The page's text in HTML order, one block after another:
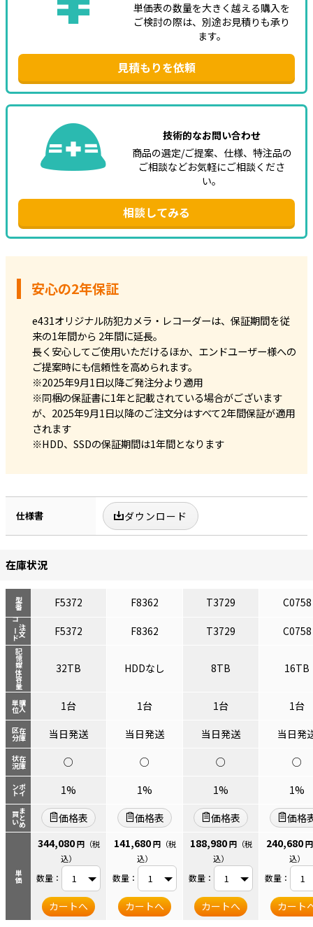
単価表の数量を大きく越える購入を
ご検討の際は、別途お見積りも承り
ます。
見積もりを依頼
技術的なお問い合わせ
商品の選定/ご提案、仕様、特注品の
ご相談などお気軽にご相談くださ
い。
相談してみる
安心の2年保証
e431オリジナル防犯カメラ・レコーダーは、保証期間を従
来の1年間から 2年間に延長。
長く安心してご使用いただけるほか、エンドユーザー様への
ご提案時にも信頼性を高められます。
※2025年9月1日以降ご発注分より適用
※同梱の保証書に1年と記載されている場合がございます
が、2025年9月1日以降のご注文分はすべて2年間保証が適用
されます
※HDD、SSDの保証期間は1年間となります
仕様書 ダウンロード
在庫状況
型番
注文
コード
記憶媒体容量
購入
単位
在庫
区分
在庫
状況
ポイ
ント
まとめ
買い
単価
F5372 F8362 T3729 C0758
F5372 F8362 T3729 C0758
32TB HDDなし 8TB 16TB
1台 1台 1台
1台
当日発送
当日発送 当日発送
当日発
○
○ ○
○
1%
1% 1%
1%
価格表
価格表 価格表
価格
344,080 円（税
込）
数量：
カートへ
141,680 円（税
込）
数量：
カートへ
188,980 円（税
込）
数量：
カートへ
240,680 円
込）
数量：
カート